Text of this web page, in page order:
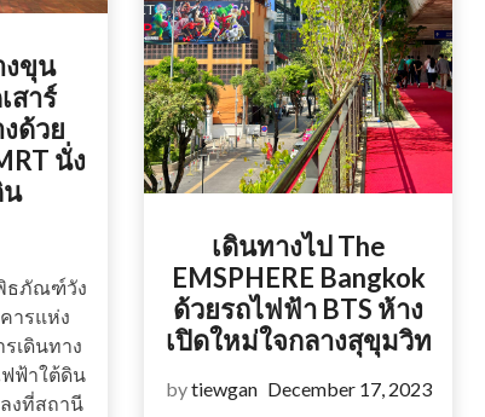
งขุน
สาร์
ด้วย
นั่ง
น
ธภัณฑ์วัง
ารแห่ง
เดินทาง
ฟฟ้าใต้ดิน
งที่สถานี
เดินทางไป The
EMSPHERE Bangkok
ด้วยรถไฟฟ้า BTS ห้าง
เปิดใหม่ใจกลางสุขุมวิท
bytiewgan December 17, 2023